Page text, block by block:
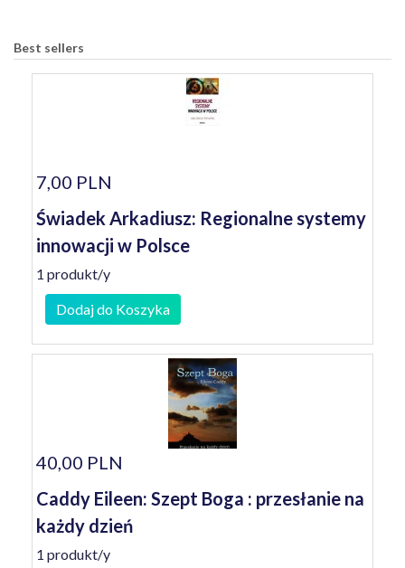
Best sellers
7,00 PLN
Świadek Arkadiusz: Regionalne systemy
innowacji w Polsce
1 produkt/y
Dodaj do Koszyka
40,00 PLN
Caddy Eileen: Szept Boga : przesłanie na
każdy dzień
1 produkt/y